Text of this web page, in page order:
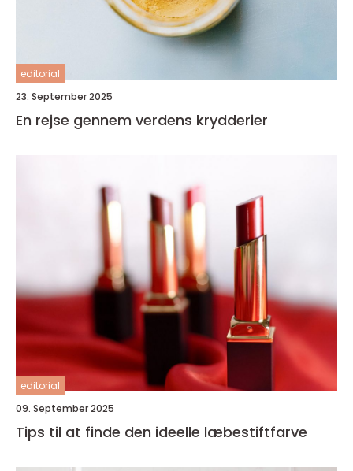
editorial
23. September 2025
En rejse gennem verdens krydderier
editorial
09. September 2025
Tips til at finde den ideelle læbestiftfarve